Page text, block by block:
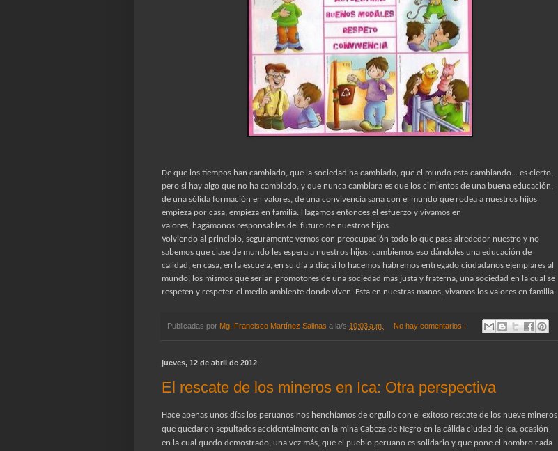
De que los tiempos han cambiado, que la sociedad ha cambiado, que el mundo esta cambiando... es cierto,
pero si hay algo que no ha cambiado, y que nunca cambiara es que los cimientos de una buena educación,
de una sólida formación en valores, de una convivencia sana con el mundo que rodea a nuestros hijos
empieza por casa, empieza en familia. Hagamos entonces el esfuerzo y vivamos en
valores, hagámonos responsables del futuro de nuestros hijos.
Volviendo al principio, seguramente vemos con preocupación todo lo que pasa alrededor nuestro y no
sabemos que clase de mundo les espera a nuestros hijos; cambiemos eso dándoles una educación de
calidad, en casa, en la escuela, en su día a día; si lo hacemos habremos entregado ciudadanos ejemplares al
mundo, los mismos que serian promotores de una sociedad mas justa y fraterna, una sociedad en la cual se
respeten y respeten el medio ambiente donde viven. Esta en nuestras manos, vivamos los valores en familia.
Publicadas por Mg. Francisco Martínez Salinas a la/s 10:03 a.m. No hay comentarios.:
jueves, 12 de abril de 2012
El rescate de los mineros en Ica: Otra perspectiva
Hace apenas unos días los peruanos nos henchíamos de orgullo con el exitoso rescate de los nueve mineros
que quedaron sepultados accidentalmente en la mina Cabeza de Negro en la cálida ciudad de Ica, ocasión
en la cual quedo demostrado, una vez más, que el pueblo peruano es solidario y que pone el hombro cada